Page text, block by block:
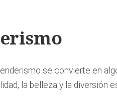
se convierte en
la belleza y la diversión